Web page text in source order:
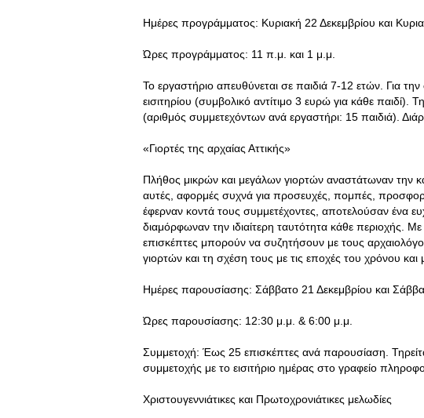
Ημέρες προγράμματος: Κυριακή 22 Δεκεμβρίου και
Ώρες προγράμματος: 11 π.μ. και 1 μ.μ.
Το εργαστήριο απευθύνεται σε παιδιά 7-12 ετών. Για την
εισιτηρίου (συμβολικό αντίτιμο 3 ευρώ για κάθε παιδί).
(αριθμός συμμετεχόντων ανά εργαστήρι: 15 παιδιά).
«Γιορτές της αρχαίας Αττικής»
Πλήθος μικρών και μεγάλων γιορτών αναστάτωναν την
αυτές, αφορμές συχνά για προσευχές, πομπές,
έφερναν κοντά τους συμμετέχοντες, αποτελούσαν ένα
διαμόρφωναν την ιδιαίτερη ταυτότητα κάθε περιοχής.
επισκέπτες μπορούν να συζητήσουν με τους
γιορτών και τη σχέση τους με τις εποχές του χρόνου και
Ημέρες παρουσίασης: Σάββατο 21 Δεκεμβρίου και
Ώρες παρουσίασης: 12:30 μ.μ. & 6:00 μ.μ.
Συμμετοχή: Έως 25 επισκέπτες ανά παρουσίαση.
συμμετοχής με το εισιτήριο ημέρας στο γραφείο
Χριστουγεννιάτικες και Πρωτοχρονιάτικες μελωδίες